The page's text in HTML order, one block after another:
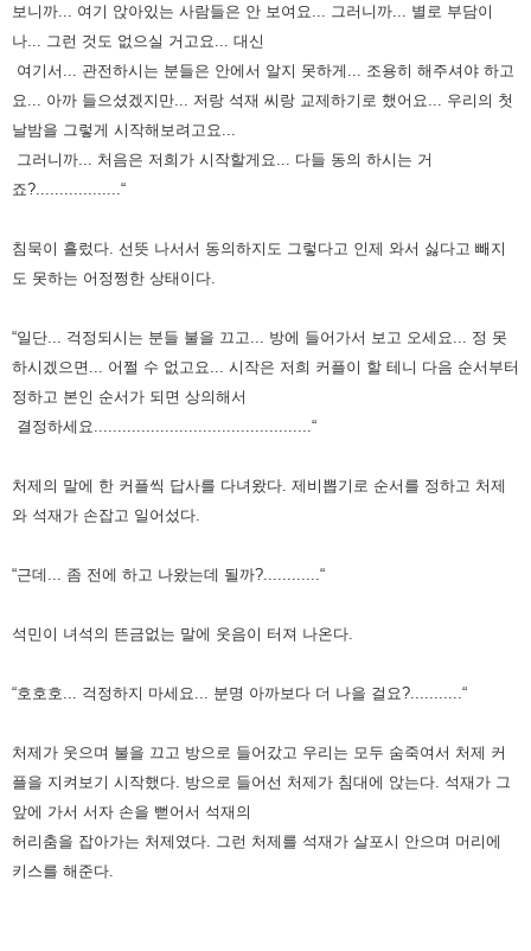
보니까... 여기 앉아있는 사람들은 안 보여요...
그러니까... 별로 부담이
나... 그런 것도 없으실 거고요... 대신
여기서... 관전하시는 분들은 안에서 알지 못하게... 조용히 해주셔야 하고
요... 아까 들으셨겠지만... 저랑 석재 씨랑 교제하기로 했어요... 우리의 첫
날밤을 그렇게 시작해보려고요...
그러니까... 처음은 저희가 시작할게요... 다들 동의 하시는 거
죠?..................“
침묵이 흘렀다. 선뜻 나서서 동의하지도 그렇다고 인제 와서 싫다고 빼지
도 못하는 어정쩡한 상태이다.
“일단... 걱정되시는 분들 불을 끄고... 방에 들어가서 보고 오세요... 정 못
하시겠으면... 어쩔 수 없고요... 시작은 저희 커플이 할 테니 다음 순서부터
정하고 본인 순서가 되면 상의해서
결정하세요..............................................“
처제의 말에 한 커플씩 답사를 다녀왔다. 제비뽑기로 순서를 정하고 처제
와 석재가 손잡고 일어섰다.
“근데... 좀 전에 하고 나왔는데 될까?............“
석민이 녀석의 뜬금없는 말에 웃음이 터져 나온다.
“호호호... 걱정하지 마세요... 분명 아까보다 더 나을 걸요?...........“
처제가 웃으며 불을 끄고 방으로 들어갔고 우리는 모두 숨죽여서 처제 커
플을 지켜보기 시작했다. 방으로 들어선 처제가 침대에 앉는다. 석재가 그
앞에 가서 서자 손을 뻗어서 석재의
허리춤을 잡아가는 처제였다.
그런 처제를 석재가 살포시 안으며 머리에
키스를 해준다.